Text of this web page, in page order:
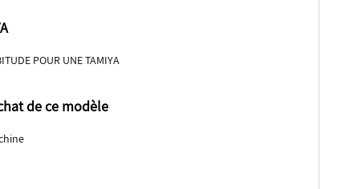
POUR UNE TAMIYA
de ce modèle